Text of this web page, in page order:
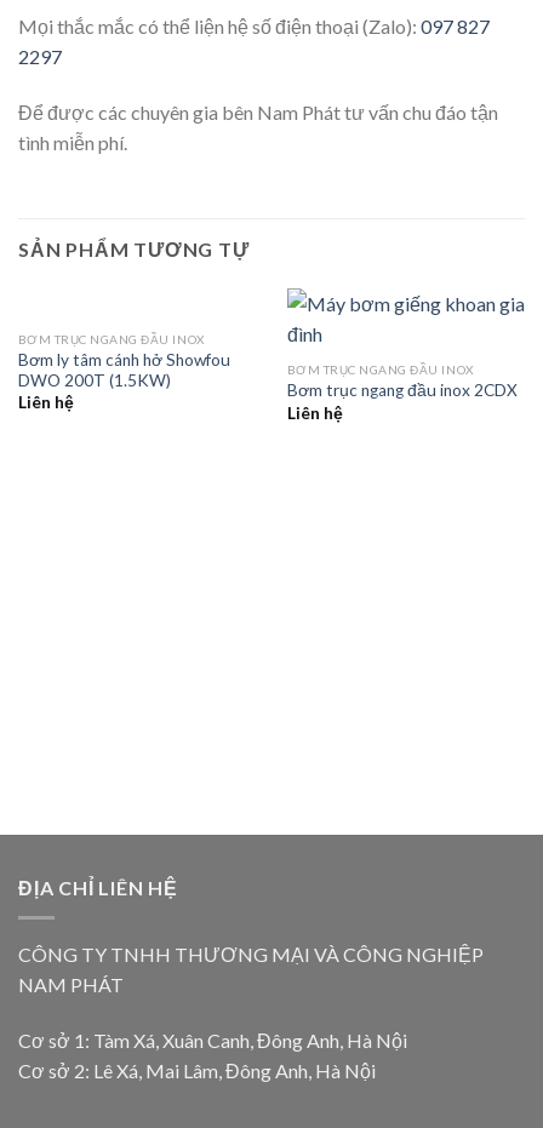
Mọi thắc mắc có thể liện hệ số điện thoại (Zalo): 097 827
2297
Để được các chuyên gia bên Nam Phát tư vấn chu đáo tận
tình miễn phí.
SẢN PHẨM TƯƠNG TỰ
BƠM TRỤC NGANG ĐẦU INOX
Bơm ly tâm cánh hở Showfou
DWO 200T (1.5KW)
Liên hệ
BƠM TRỤC NGANG ĐẦU INOX
Bơm trục ngang đầu inox 2CDX
Liên hệ
ĐỊA CHỈ LIÊN HỆ
CÔNG TY TNHH THƯƠNG MẠI VÀ CÔNG NGHIỆP
NAM PHÁT
Cơ sở 1: Tàm Xá, Xuân Canh, Đông Anh, Hà Nội
Cơ sở 2: Lê Xá, Mai Lâm, Đông Anh, Hà Nội